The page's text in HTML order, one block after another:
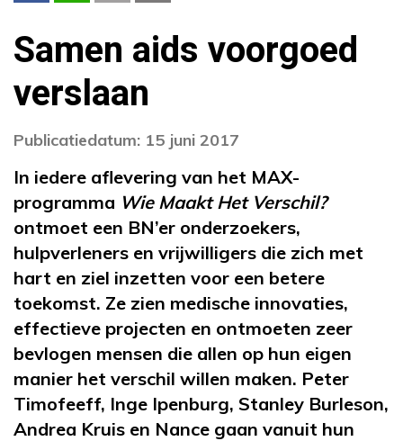
Samen aids voorgoed
verslaan
Publicatiedatum: 15 juni 2017
In iedere aflevering van het MAX-
programma Wie Maakt Het Verschil?
ontmoet een BN’er onderzoekers,
hulpverleners en vrijwilligers die zich met
hart en ziel inzetten voor een betere
toekomst. Ze zien medische innovaties,
effectieve projecten en ontmoeten zeer
bevlogen mensen die allen op hun eigen
manier het verschil willen maken. Peter
Timofeeff, Inge Ipenburg, Stanley Burleson,
Andrea Kruis en Nance gaan vanuit hun